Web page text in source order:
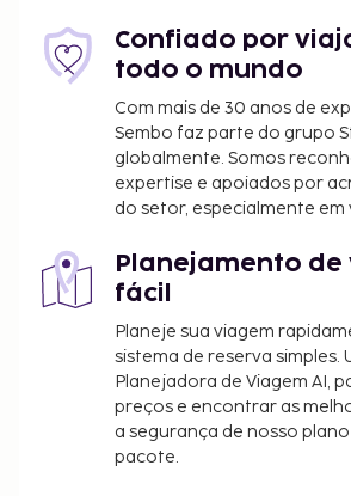
pequeno-almoço continental
diariamente entre as 8:30 e as 10:00.
O alojamento irá solicitar-lhe o
seguintes custos. Podem incluir
aplicáveis:
Imposto municipal: 3.44 USD
noite. Este imposto não é
com menos de 16 anos.
Incluímos todas as taxas que o
comunicou.
Se requer um visto para
alojamento poderá prestar-
a documentação necessária.
contacte o alojamento através
Confiado por
todo o mundo
Com mais de 30 anos de
Sembo faz parte do grupo
globalmente. Somos
expertise e apoiados por
do setor, especialmente em
Planejamento de
fácil
Planeje sua viagem
sistema de reserva simples.
Planejadora de Viagem AI,
preços e encontrar as
a segurança de nosso
pacote.